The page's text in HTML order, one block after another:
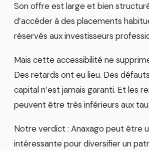
Son offre est large et bien
d’accéder à des placements
réservés aux investisseurs
Mais cette accessibilité ne
Des retards ont eu lieu. Des
capital n’est jamais garanti. Et les
peuvent être très inférieurs aux
Notre verdict : Anaxago peut être
intéressante pour diversifier un